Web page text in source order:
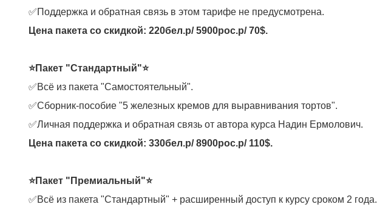
✅Поддержка и обратная связь в этом тарифе не предусмотрена.
Цена пакета со скидкой: 220бел.р/ 5900рос.р/ 70$.
⭐Пакет "Стандартный"⭐
✅Всё из пакета "Самостоятельный".
✅Сборник-пособие "5 железных кремов для выравнивания тортов".
✅Личная поддержка и обратная связь от автора курса Надин Ермолович.
Цена пакета со скидкой: 330бел.р/ 8900рос.р/ 110$.
⭐Пакет "Премиальный"⭐
✅Всё из пакета "Стандартный" + расширенный доступ к курсу сроком 2 года.